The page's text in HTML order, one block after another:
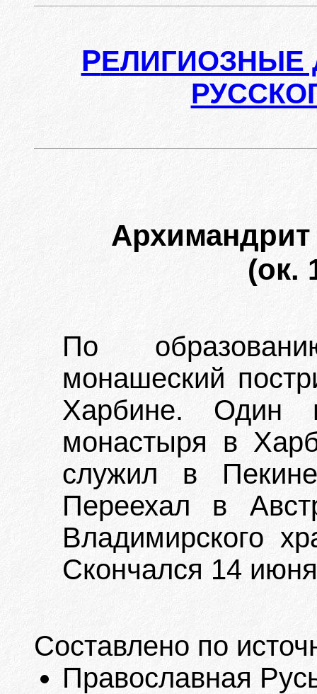
РЕЛИГИОЗНЫЕ
(ок.
По
монашеский
Харбине. Один
монастыря в
служил в
Переехал в
Владимирского
Скончался 14
Составлено по
Православная